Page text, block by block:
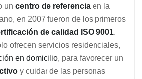
un centro de referencia en la
en 2007 fueron de los primeros
de calidad ISO 9001.
ofrecen servicios residenciales,
en domicilio, para favorecer un
y cuidar de las personas